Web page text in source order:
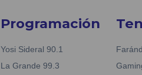
Programación
Yosi Sideral 90.1
La Grande 99.3